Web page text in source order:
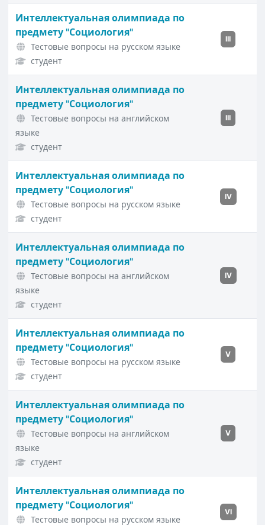
Интеллектуальная олимпиада по
предмету "Социология"
Тестовые вопросы на русском языке
студент
III
Интеллектуальная олимпиада по
предмету "Социология"
Тестовые вопросы на английском
языке
студент
III
Интеллектуальная олимпиада по
предмету "Социология"
Тестовые вопросы на русском языке
студент
IV
Интеллектуальная олимпиада по
предмету "Социология"
Тестовые вопросы на английском
языке
студент
IV
Интеллектуальная олимпиада по
предмету "Социология"
Тестовые вопросы на русском языке
студент
V
Интеллектуальная олимпиада по
предмету "Социология"
Тестовые вопросы на английском
языке
студент
V
Интеллектуальная олимпиада по
предмету "Социология"
Тестовые вопросы на русском языке
VI